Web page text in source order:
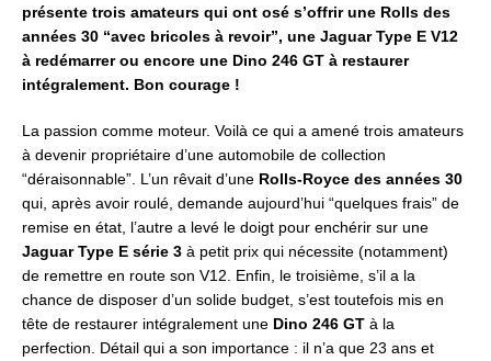
présente trois amateurs qui ont osé s’offrir une Rolls des
années 30 “avec bricoles à revoir”, une Jaguar Type E V12
à redémarrer ou encore une Dino 246 GT à restaurer
intégralement. Bon courage !
La passion comme moteur. Voilà ce qui a amené trois amateurs
à devenir propriétaire d’une automobile de collection
“déraisonnable”. L’un rêvait d’une Rolls-Royce des années 30
qui, après avoir roulé, demande aujourd’hui “quelques frais” de
remise en état, l’autre a levé le doigt pour enchérir sur une
Jaguar Type E série 3 à petit prix qui nécessite (notamment)
de remettre en route son V12. Enfin, le troisième, s’il a la
chance de disposer d’un solide budget, s’est toutefois mis en
tête de restaurer intégralement une Dino 246 GT à la
perfection. Détail qui a son importance : il n’a que 23 ans et